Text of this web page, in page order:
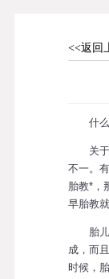
<<返回
什么
关于
不一。
胎教*，
早胎教
胎儿
成，而
时候，